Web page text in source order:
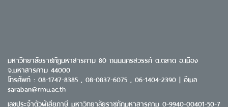
มหาวิทยาลัยราชภัฏมหาสารคาม 80 ถนนนครสวรรค์ ต.ตลาด อ.เมือง
จ.มหาสารคาม 44000
โทรศัพท์ : 08-1747-8385 , 08-0837-6075 , 06-1404-2390 | อีเมล
saraban@rmu.ac.th
เลขประจำตัวผู้เสียภาษี มหาวิทยาลัยราชภัฏมหาสารคาม 0-9940-00401-50-7